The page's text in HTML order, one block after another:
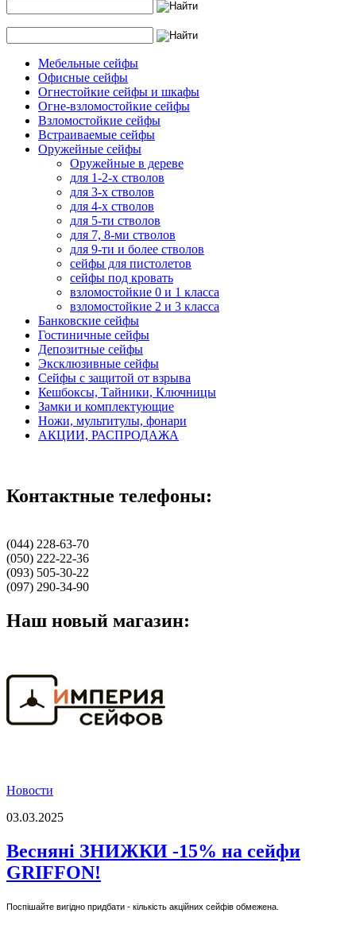
Мебельные сейфы
Офисные сейфы
Огнестойкие сейфы и шкафы
Огне-взломостойкие сейфы
Взломостойкие сейфы
Встраиваемые сейфы
Оружейные сейфы
Оружейные в дереве
для 1-2-х стволов
для 3-х стволов
для 4-х стволов
для 5-ти стволов
для 7, 8-ми стволов
для 9-ти и более стволов
сейфы для пистолетов
сейфы под кровать
взломостойкие 0 и 1 класса
взломостойкие 2 и 3 класса
Банковские сейфы
Гостиничные сейфы
Депозитные сейфы
Эксклюзивные сейфы
Сейфы с защитой от взрыва
Кешбоксы, Тайники, Ключницы
Замки и комплектующие
Ножи, мультитулы, фонари
АКЦИИ, РАСПРОДАЖА
Контактные телефоны:
(044) 228-63-70
(050) 222-22-36
(093) 505-30-22
(097) 290-34-90
Наш новый магазин:
Новости
03.03.2025
Весняні ЗНИЖКИ -15% на сейфи
GRIFFON!
Поспішайте вигідно придбати - кількість акційних сейфів обмежена.